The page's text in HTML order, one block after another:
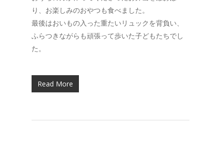
り、お楽しみのおやつも食べました。
最後はおいもの入った重たいリュックを背負い、
ふらつきながらも頑張って歩いた子どもたちでし
た。
Read More